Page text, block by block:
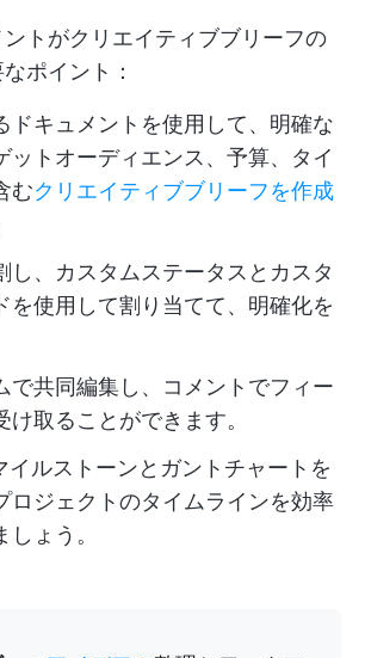
ントがクリエイティブブリーフの
ポイント：
ドキュメントを使用して、明確な
ットオーディエンス、予算、タイ
むクリエイティブブリーフを作成
し、カスタムステータスとカスタ
を使用して割り当てて、明確化を
で共同編集し、コメントでフィー
け取ることができます。
イルストーンとガントチャートを
ロジェクトのタイムラインを効率
ょう。